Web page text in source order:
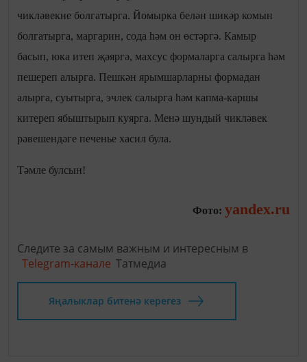
чикләвекне болгатырга. Йомырка белән шикәр комын
болгатырга, маргарин, сода һәм он өстәргә. Камыр
басып, юка итеп җәяргә, махсус формаларга салырга һәм
пешереп алырга. Пешкән ярымшарларны формадан
алырга, суытырга, эчлек салырга һәм капма-каршы
китереп ябыштырып куярга. Менә шундый чикләвек
рәвешендәге печенье хасил була.
Тәмле булсын!
Фото: yandex.ru
Следите за самым важным и интересным в
Telegram-канале Татмедиа
Яңалыклар битенә керегез